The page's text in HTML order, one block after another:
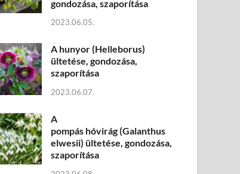
gondozása, szaporítása
2023.06.05.
A hunyor (Helleborus)
ültetése, gondozása,
szaporítása
2023.06.07.
A
pompás hóvirág (Galanthus
elwesii) ültetése, gondozása,
szaporítása